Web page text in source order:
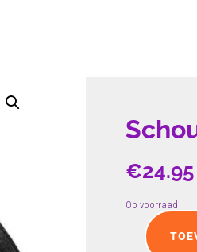
€24.95
Op voorraad
Schoudertas